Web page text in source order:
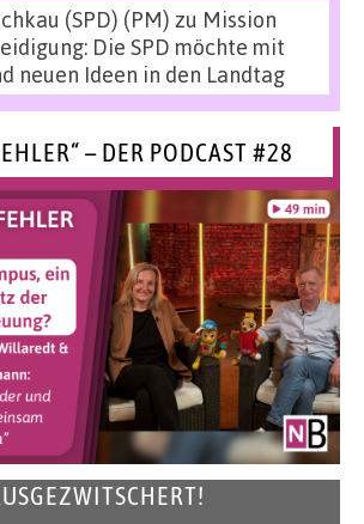
(SPD) (PM) zu Mission
Die SPD möchte mit
neuen Ideen in den Landtag
– DER PODCAST #28